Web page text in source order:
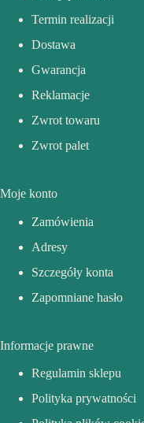
Termin realizacji
Dostawa
Gwarancja
Reklamacje
Zwrot towaru
Zwrot palet
Moje konto
Zamówienia
Adresy
Szczegóły konta
Zapomniane hasło
Informacje prawne
Regulamin sklepu
Polityka prywatności